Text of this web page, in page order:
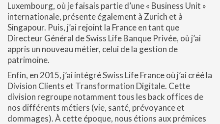
Luxembourg, où je faisais partie d’une « Business Unit »
internationale, présente également à Zurich et à
Singapour. Puis, j’ai rejoint la France en tant que
Directeur Général de Swiss Life Banque Privée, où j’ai
appris un nouveau métier, celui de la gestion de
patrimoine.
Enfin, en 2015, j’ai intégré Swiss Life France où j’ai créé la
Division Clients et Transformation Digitale. Cette
division regroupe notamment tous les back offices de
nos différents métiers (vie, santé, prévoyance et
dommages). À cette époque, nous étions aux prémices